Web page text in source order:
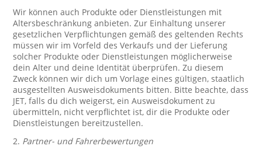
Wir können auch Produkte oder Dienstleistungen mit
Altersbeschränkung anbieten. Zur Einhaltung unserer
gesetzlichen Verpflichtungen gemäß des geltenden Rechts
müssen wir im Vorfeld des Verkaufs und der Lieferung
solcher Produkte oder Dienstleistungen möglicherweise
dein Alter und deine Identität überprüfen. Zu diesem
Zweck können wir dich um Vorlage eines gültigen, staatlich
ausgestellten Ausweisdokuments bitten. Bitte beachte, dass
JET, falls du dich weigerst, ein Ausweisdokument zu
übermitteln, nicht verpflichtet ist, dir die Produkte oder
Dienstleistungen bereitzustellen.
2. Partner- und Fahrerbewertungen